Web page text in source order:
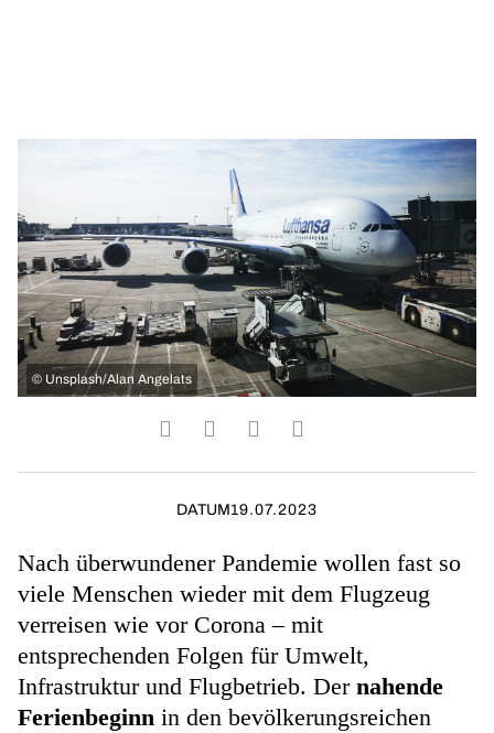
© Unsplash/Alan Angelats
DATUM19.07.2023
Nach überwundener Pandemie wollen fast so
viele Menschen wieder mit dem Flugzeug
verreisen wie vor Corona – mit
entsprechenden Folgen für Umwelt,
Infrastruktur und Flugbetrieb. Der nahende
Ferienbeginn in den bevölkerungsreichen